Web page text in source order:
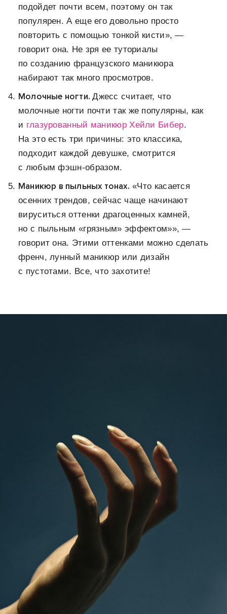
подойдет почти всем, поэтому он так
популярен. А еще его довольно просто
повторить с помощью тонкой кисти», —
говорит она. Не зря ее туториалы
по созданию французского маникюра
набирают так много просмотров.
Молочные ногти.Джесс считает, что
молочные ногти почти так же популярны, как
и глазурованный маникюр Хейли Бибер.
На это есть три причины: это классика,
подходит каждой девушке, смотрится
с любым фэшн-образом.
Маникюр в пыльных тонах. «Что касается
осенних трендов, сейчас чаще начинают
вируситься оттенки драгоценных камней,
но с пыльным «грязным» эффектом»», —
говорит она. Этими оттенками можно сделать
френч, лунный маникюр или дизайн
с пустотами. Все, что захотите!